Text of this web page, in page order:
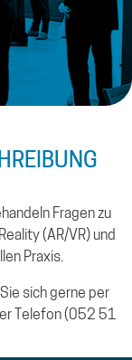
Fragen zu
(AR/VR) und
Praxis.
sich gerne per
Telefon (052 51